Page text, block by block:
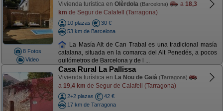
8 Fotos
Video
Vivienda turística en Olèrdola (Barcelona) a 18,3
km de Segur de Calafell (Tarragona)
10 plazas
30 €
53 km de Barcelona
La Masía Alt de Can Trabal es una tradicional masía
catalana, situada en la comarca del Alt Penedés, a pocos
quilómetros de Barcelona y de l ...
Casa Rural La Pallissa
Vivienda turística en La Nou de Gaià (Tarragona)
a 19,4 km de Segur de Calafell (Tarragona)
2+2 plazas
42 €
17 km de Tarragona